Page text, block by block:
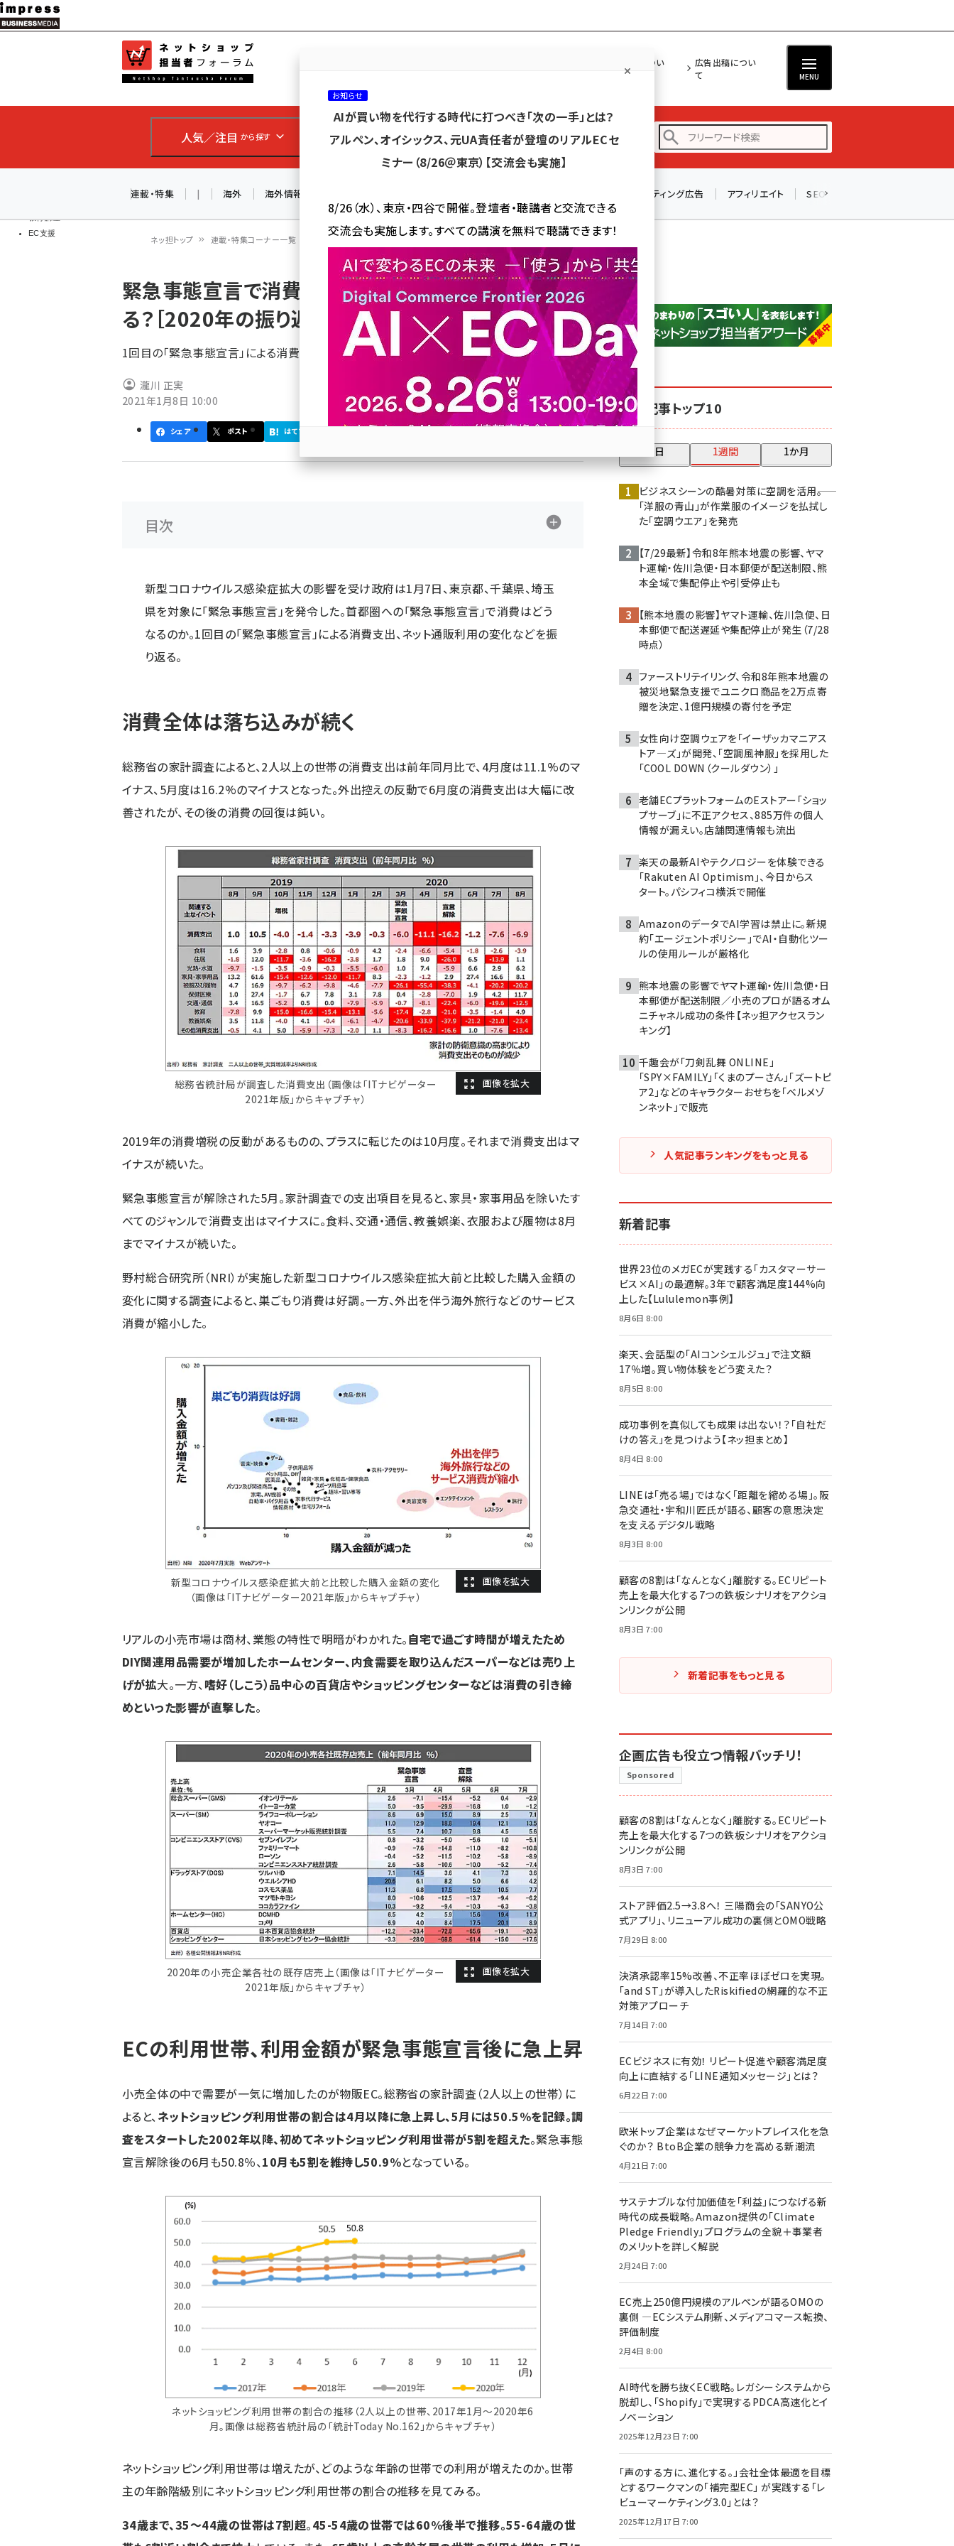
メ
イ
ン
ツ
移
教育講座
EC支援
ネッ担につい
広告出稿につい
て
MENU
人気／注目 から探す カテゴリ／種別 から探す セミナー／イベント から探す
アスクル (1119)
base (1071)
連載・特集 | 海外 海外情報 リスティング広告 アフィリエイト SEO
ン
く
ず
ネッ担トップ 連載・特集コーナー一覧 単発記事 緊急事態宣言で消費支出、通販・EC利用はどう変わる？［2020年の振り返り］
緊急事態宣言で消費支出、通販・EC利用はどう変わ
る？［2020年の振り返り］
1回目の「緊急事態宣言」による消費支出、ネット通販利用の変化などを振り返る
瀧川 正実
2021年1月8日 10:00
シェア ポスト はてブ
目次
新型コロナウイルス感染症拡大の影響を受け政府は1月7日、東京都、千葉県、埼玉
県を対象に「緊急事態宣言」を発令した。首都圏への「緊急事態宣言」で消費はどう
なるのか。1回目の「緊急事態宣言」による消費支出、ネット通販利用の変化などを振
り返る。
消費全体は落ち込みが続く
総務省の家計調査によると、2人以上の世帯の消費支出は前年同月比で、4月度は11.1%のマ
イナス、5月度は16.2%のマイナスとなった。外出控えの反動で6月度の消費支出は大幅に改
善されたが、その後の消費の回復は鈍い。
総務省統計局が調査した消費支出（画像は「ITナビゲーター
2021年版」からキャプチャ）
2019年の消費増税の反動があるものの、プラスに転じたのは10月度。それまで消費支出はマ
イナスが続いた。
緊急事態宣言が解除された5月。家計調査での支出項目を見ると、家具・家事用品を除いたす
べてのジャンルで消費支出はマイナスに。食料、交通・通信、教養娯楽、衣服および履物は8月
までマイナスが続いた。
野村総合研究所（NRI）が実施した新型コロナウイルス感染症拡大前と比較した購入金額の
変化に関する調査によると、巣ごもり消費は好調。一方、外出を伴う海外旅行などのサービス
消費が縮小した。
新型コロナウイルス感染症拡大前と比較した購入金額の変化
（画像は「ITナビゲーター2021年版」からキャプチャ）
リアルの小売市場は商材、業態の特性で明暗がわかれた。自宅で過ごす時間が増えたため
DIY関連用品需要が増加したホームセンター、内食需要を取り込んだスーパーなどは売り上
げが拡大。一方、嗜好（しこう）品中心の百貨店やショッピングセンターなどは消費の引き締
めといった影響が直撃した。
2020年の小売企業各社の既存店売上（画像は「ITナビゲーター
2021年版」からキャプチャ）
ECの利用世帯、利用金額が緊急事態宣言後に急上昇
小売全体の中で需要が一気に増加したのが物販EC。総務省の家計調査（2人以上の世帯）に
よると、ネットショッピング利用世帯の割合は4月以降に急上昇し、5月には50.5%を記録。調
査をスタートした2002年以降、初めてネットショッピング利用世帯が5割を超えた。緊急事態
宣言解除後の6月も50.8％、10月も5割を維持し50.9%となっている。
ネットショッピング利用世帯の割合の推移（2人以上の世帯、2017年1月～2020年6
月。画像は総務省統計局の「統計Today No.162」からキャプチャ）
ネットショッピング利用世帯は増えたが、どのような年齢の世帯での利用が増えたのか。世帯
主の年齢階級別にネットショッピング利用世帯の割合の推移を見てみる。
34歳まで、35～44歳の世帯は7割超。45-54歳の世帯では60%後半で推移。55-64歳の世
人気記事トップ10
昨日 1週間 1か月
ビジネスシーンの酷暑対策に空調を活用――。
「洋服の青山」が作業服のイメージを払拭し
た「空調ウエア」を発売
【7/29最新】令和8年熊本地震の影響、ヤマ
ト運輸・佐川急便・日本郵便が配送制限、熊
本全域で集配停止や引受停止も
【熊本地震の影響】ヤマト運輸、佐川急便、日
本郵便で配送遅延や集配停止が発生（7/28
時点）
ファーストリテイリング、令和8年熊本地震の
被災地緊急支援でユニクロ商品を2万点寄
贈を決定、1億円規模の寄付を予定
女性向け空調ウェアを「イーザッカマニアス
トア―ズ」が開発、「空調風神服」を採用した
「COOL DOWN（クールダウン）」
老舗ECプラットフォームのEストアー「ショッ
プサーブ」に不正アクセス、885万件の個人
情報が漏えい。店舗関連情報も流出
楽天の最新AIやテクノロジーを体験できる
「Rakuten AI Optimism」、今日からス
タート。パシフィコ横浜で開催
AmazonのデータでAI学習は禁止に。新規
約「エージェントポリシー」でAI・自動化ツー
ルの使用ルールが厳格化
熊本地震の影響でヤマト運輸・佐川急便・日
本郵便が配送制限／小売のプロが語るオム
ニチャネル成功の条件【ネッ担アクセスラン
キング】
千趣会が「刀剣乱舞 ONLINE」
「SPY×FAMILY」「くまのプーさん」「ズートピ
ア2」などのキャラクターおせちを「ベルメゾ
ンネット」で販売
人気記事ランキングをもっと見る
新着記事
世界23位のメガECが実践する「カスタマーサー
ビス×AI」の最適解。3年で顧客満足度144%向
上した【Lululemon事例】
8月6日 8:00
楽天、会話型の「AIコンシェルジュ」で注文額
17％増。買い物体験をどう変えた？
8月5日 8:00
成功事例を真似しても成果は出ない！？「自社だ
けの答え」を見つけよう【ネッ担まとめ】
8月4日 8:00
LINEは「売る場」ではなく「距離を縮める場」。阪
急交通社・宇和川匠氏が語る、顧客の意思決定
を支えるデジタル戦略
8月3日 8:00
顧客の8割は「なんとなく」離脱する。ECリピート
売上を最大化する7つの鉄板シナリオをアクショ
ンリンクが公開
8月3日 7:00
新着記事をもっと見る
企画広告も役立つ情報バッチリ！
Sponsored
顧客の8割は「なんとなく」離脱する。ECリピート
売上を最大化する7つの鉄板シナリオをアクショ
ンリンクが公開
8月3日 7:00
ストア評価2.5→3.8へ！ 三陽商会の「SANYO公
式アプリ」、リニューアル成功の裏側とOMO戦略
7月29日 8:00
決済承認率15%改善、不正率ほぼゼロを実現。
「and ST」が導入したRiskifiedの網羅的な不正
対策アプローチ
7月14日 7:00
ECビジネスに有効！ リピート促進や顧客満足度
向上に直結する「LINE通知メッセージ」とは？
6月22日 7:00
欧米トップ企業はなぜマーケットプレイス化を急
ぐのか？ BtoB企業の競争力を高める新潮流
4月21日 7:00
サステナブルな付加価値を「利益」につなげる新
時代の成長戦略。Amazon提供の「Climate
Pledge Friendly」プログラムの全貌＋事業者
のメリットを詳しく解説
2月24日 7:00
EC売上250億円規模のアルペンが語るOMOの
裏側 ―ECシステム刷新、メディアコマース転換、
評価制度
2月4日 8:00
AI時代を勝ち抜くEC戦略。レガシーシステムから
脱却し、「Shopify」で実現するPDCA高速化とイ
ノベーション
2025年12月23日 7:00
「声のする方に、進化する。」会社全体最適を目標
とするワークマンの「補完型EC」 が実践する「レ
ビューマーケティング3.0」とは？
2025年12月17日 7:00
お知らせ
AIが買い物を代行する時代に打つべき「次の一手」とは？
アルペン、オイシックス、元UA責任者が登壇のリアルECセ
ミナー（8/26＠東京）【交流会も実施】
8/26（水）、東京・四谷で開催。登壇者・聴講者と交流できる
交流会も実施します。すべての講演を無料で聴講できます！